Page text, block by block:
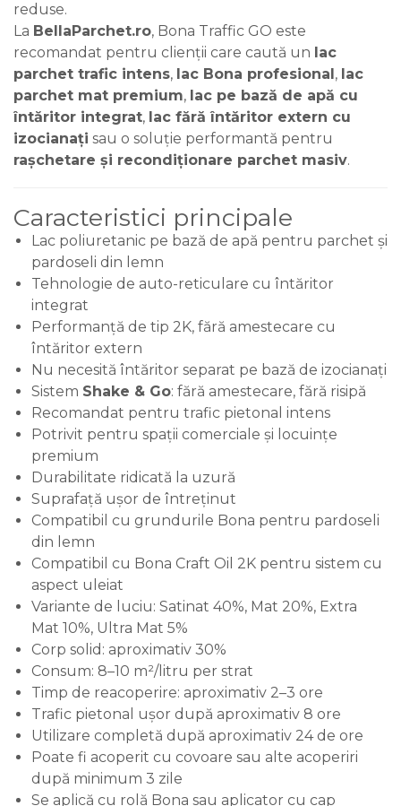
reduse.
La BellaParchet.ro, Bona Traffic GO este
recomandat pentru clienții care caută un lac
parchet trafic intens, lac Bona profesional, lac
parchet mat premium, lac pe bază de apă cu
întăritor integrat, lac fără întăritor extern cu
izocianați sau o soluție performantă pentru
rașchetare și recondiționare parchet masiv.
Caracteristici principale
Lac poliuretanic pe bază de apă pentru parchet și
pardoseli din lemn
Tehnologie de auto-reticulare cu întăritor
integrat
Performanță de tip 2K, fără amestecare cu
întăritor extern
Nu necesită întăritor separat pe bază de izocianați
Sistem Shake & Go: fără amestecare, fără risipă
Recomandat pentru trafic pietonal intens
Potrivit pentru spații comerciale și locuințe
premium
Durabilitate ridicată la uzură
Suprafață ușor de întreținut
Compatibil cu grundurile Bona pentru pardoseli
din lemn
Compatibil cu Bona Craft Oil 2K pentru sistem cu
aspect uleiat
Variante de luciu: Satinat 40%, Mat 20%, Extra
Mat 10%, Ultra Mat 5%
Corp solid: aproximativ 30%
Consum: 8–10 m²/litru per strat
Timp de reacoperire: aproximativ 2–3 ore
Trafic pietonal ușor după aproximativ 8 ore
Utilizare completă după aproximativ 24 de ore
Poate fi acoperit cu covoare sau alte acoperiri
după minimum 3 zile
Se aplică cu rolă Bona sau aplicator cu cap